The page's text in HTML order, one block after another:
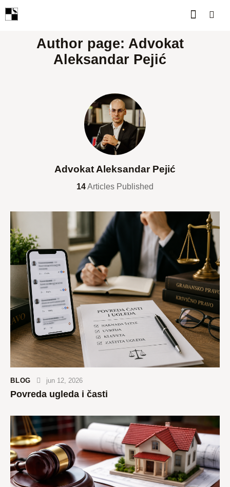
Author page: Advokat
Aleksandar Pejić
Advokat Aleksandar Pejić
14Articles Published
BLOG jun 12, 2026
Povreda ugleda i časti